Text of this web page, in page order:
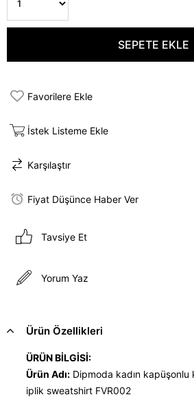
Favorilere Ekle
İstek Listeme Ekle
Karşılaştır
Fiyat Düşünce Haber Ver
Tavsiye Et
Yorum Yaz
Ürün Özellikleri
ÜRÜN BİLGİSİ:
Ürün Adı: Dipmoda kadın
iplik sweatshirt FVR002